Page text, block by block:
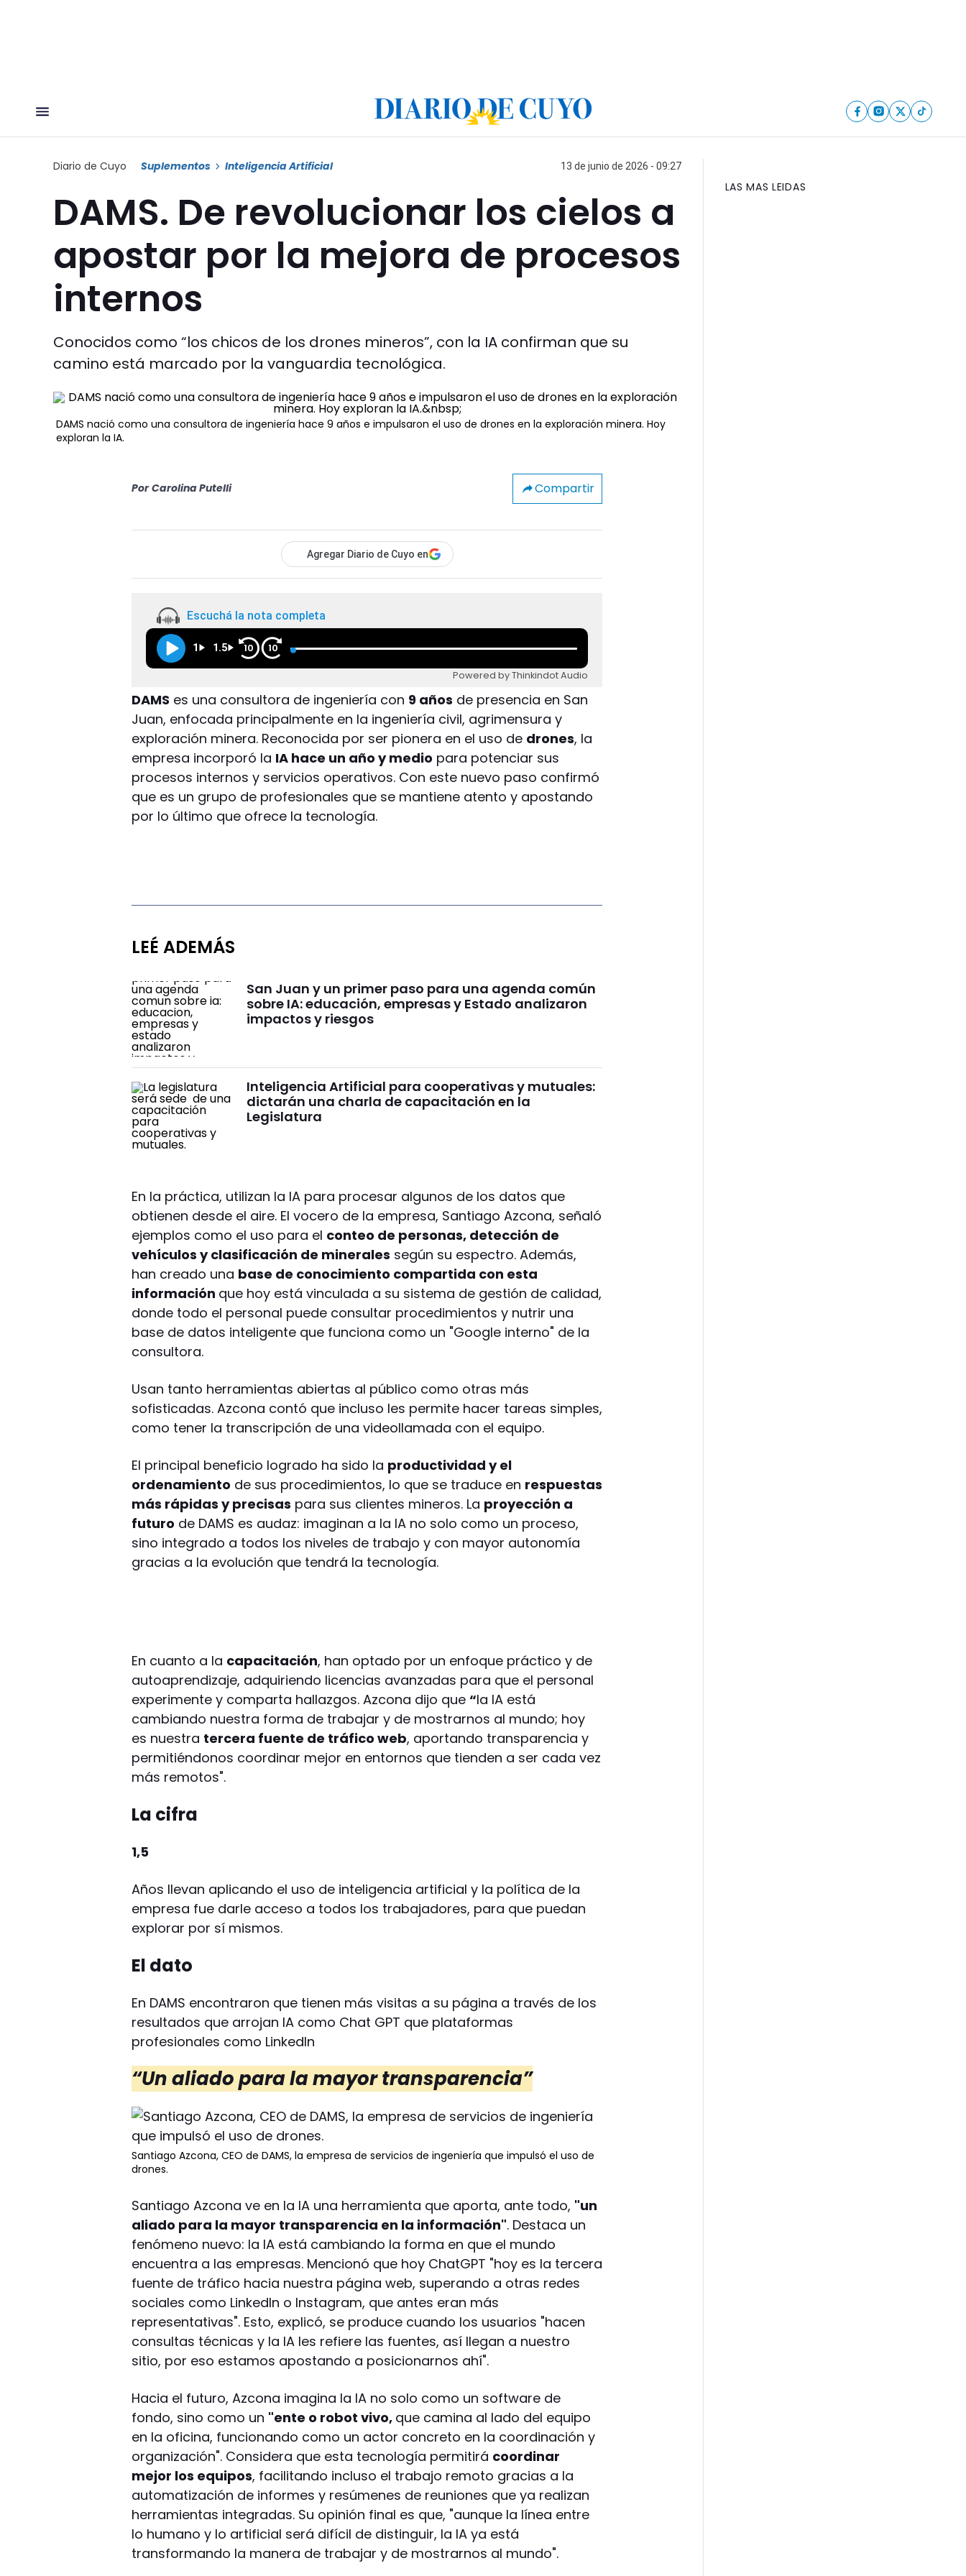
Diario de Cuyo Suplementos Inteligencia Artificial 13 de junio de 2026 - 09:27
DAMS. De revolucionar los cielos a
apostar por la mejora de procesos
internos
Conocidos como “los chicos de los drones mineros”, con la IA confirman que su
camino está marcado por la vanguardia tecnológica.
DAMS nació como una consultora de ingeniería hace 9 años e impulsaron el uso de drones en la exploración minera. Hoy
exploran la IA.
Por Carolina Putelli Compartir
Agregar Diario de Cuyo en
Escuchá la nota completa
1 1.5 10 10
Powered by Thinkindot Audio
DAMS es una consultora de ingeniería con 9 años de presencia en San
Juan, enfocada principalmente en la ingeniería civil, agrimensura y
exploración minera. Reconocida por ser pionera en el uso de drones, la
empresa incorporó la IA hace un año y medio para potenciar sus
procesos internos y servicios operativos. Con este nuevo paso confirmó
que es un grupo de profesionales que se mantiene atento y apostando
por lo último que ofrece la tecnología.
LEÉ ADEMÁS
San Juan y un primer paso para una agenda común
sobre IA: educación, empresas y Estado analizaron
impactos y riesgos
Inteligencia Artificial para cooperativas y mutuales:
dictarán una charla de capacitación en la
Legislatura
En la práctica, utilizan la IA para procesar algunos de los datos que
obtienen desde el aire. El vocero de la empresa, Santiago Azcona, señaló
ejemplos como el uso para el conteo de personas, detección de
vehículos y clasificación de minerales según su espectro. Además,
han creado una base de conocimiento compartida con esta
información que hoy está vinculada a su sistema de gestión de calidad,
donde todo el personal puede consultar procedimientos y nutrir una
base de datos inteligente que funciona como un "Google interno" de la
consultora.
Usan tanto herramientas abiertas al público como otras más
sofisticadas. Azcona contó que incluso les permite hacer tareas simples,
como tener la transcripción de una videollamada con el equipo.
El principal beneficio logrado ha sido la productividad y el
ordenamiento de sus procedimientos, lo que se traduce en respuestas
más rápidas y precisas para sus clientes mineros. La proyección a
futuro de DAMS es audaz: imaginan a la IA no solo como un proceso,
sino integrado a todos los niveles de trabajo y con mayor autonomía
gracias a la evolución que tendrá la tecnología.
En cuanto a la capacitación, han optado por un enfoque práctico y de
autoaprendizaje, adquiriendo licencias avanzadas para que el personal
experimente y comparta hallazgos. Azcona dijo que“la IA está
cambiando nuestra forma de trabajar y de mostrarnos al mundo; hoy
es nuestra tercera fuente de tráfico web, aportando transparencia y
permitiéndonos coordinar mejor en entornos que tienden a ser cada vez
más remotos".
La cifra
1,5
Años llevan aplicando el uso de inteligencia artificial y la política de la
empresa fue darle acceso a todos los trabajadores, para que puedan
explorar por sí mismos.
El dato
En DAMS encontraron que tienen más visitas a su página a través de los
resultados que arrojan IA como Chat GPT que plataformas
profesionales como LinkedIn
“Un aliado para la mayor transparencia”
Santiago Azcona, CEO de DAMS, la empresa de servicios de ingeniería que impulsó el uso de
drones.
Santiago Azcona ve en la IA una herramienta que aporta, ante todo, "un
aliado para la mayor transparencia en la información". Destaca un
fenómeno nuevo: la IA está cambiando la forma en que el mundo
encuentra a las empresas. Mencionó que hoy ChatGPT "hoy es la tercera
fuente de tráfico hacia nuestra página web, superando a otras redes
sociales como LinkedIn o Instagram, que antes eran más
representativas". Esto, explicó, se produce cuando los usuarios "hacen
consultas técnicas y la IA les refiere las fuentes, así llegan a nuestro
sitio, por eso estamos apostando a posicionarnos ahí".
Hacia el futuro, Azcona imagina la IA no solo como un software de
fondo, sino como un "ente o robot vivo, que camina al lado del equipo
en la oficina, funcionando como un actor concreto en la coordinación y
organización". Considera que esta tecnología permitirá coordinar
mejor los equipos, facilitando incluso el trabajo remoto gracias a la
automatización de informes y resúmenes de reuniones que ya realizan
herramientas integradas. Su opinión final es que, "aunque la línea entre
lo humano y lo artificial será difícil de distinguir, la IA ya está
transformando la manera de trabajar y de mostrarnos al mundo".
LAS MAS LEIDAS